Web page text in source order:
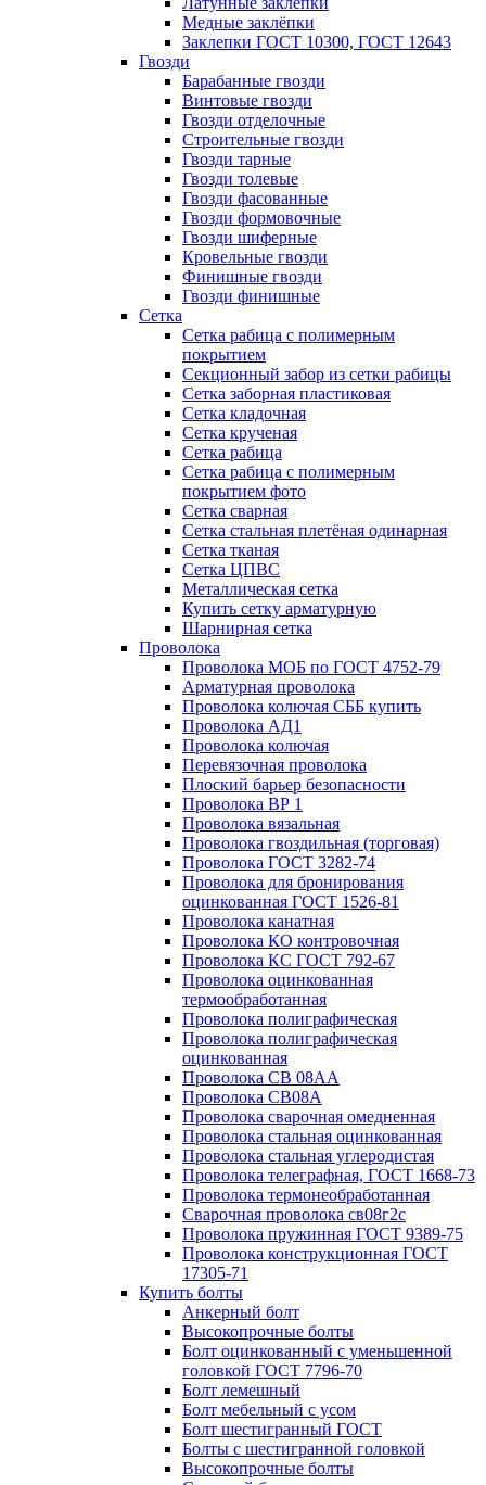
Медные заклёпки
Заклепки ГОСТ 10300, ГОСТ 12643
Гвозди
Барабанные гвозди
Винтовые гвозди
Гвозди отделочные
Строительные гвозди
Гвозди тарные
Гвозди толевые
Гвозди фасованные
Гвозди формовочные
Гвозди шиферные
Кровельные гвозди
Финишные гвозди
Гвозди финишные
Сетка
Сетка рабица с полимерным
покрытием
Секционный забор из сетки рабицы
Сетка заборная пластиковая
Сетка кладочная
Сетка крученая
Сетка рабица
Сетка рабица с полимерным
покрытием фото
Сетка сварная
Сетка стальная плетёная одинарная
Сетка тканая
Сетка ЦПВС
Металлическая сетка
Купить сетку арматурную
Шарнирная сетка
Проволока
Проволока МОБ по ГОСТ 4752-79
Арматурная проволока
Проволока колючая СББ купить
Проволока АД1
Проволока колючая
Перевязочная проволока
Плоский барьер безопасности
Проволока ВР 1
Проволока вязальная
Проволока гвоздильная (торговая)
Проволока ГОСТ 3282-74
Проволока для бронирования
оцинкованная ГОСТ 1526-81
Проволока канатная
Проволока КО контровочная
Проволока КС ГОСТ 792-67
Проволока оцинкованная
термообработанная
Проволока полиграфическая
Проволока полиграфическая
оцинкованная
Проволока СВ 08АА
Проволока СВ08А
Проволока сварочная омедненная
Проволока стальная оцинкованная
Проволока стальная углеродистая
Проволока телеграфная, ГОСТ 1668-73
Проволока термонеобработанная
Сварочная проволока св08г2с
Проволока пружинная ГОСТ 9389-75
Проволока конструкционная ГОСТ
17305-71
Купить болты
Анкерный болт
Высокопрочные болты
Болт оцинкованный с уменьшенной
головкой ГОСТ 7796-70
Болт лемешный
Болт мебельный с усом
Болт шестигранный ГОСТ
Болты с шестигранной головкой
Высокопрочные болты